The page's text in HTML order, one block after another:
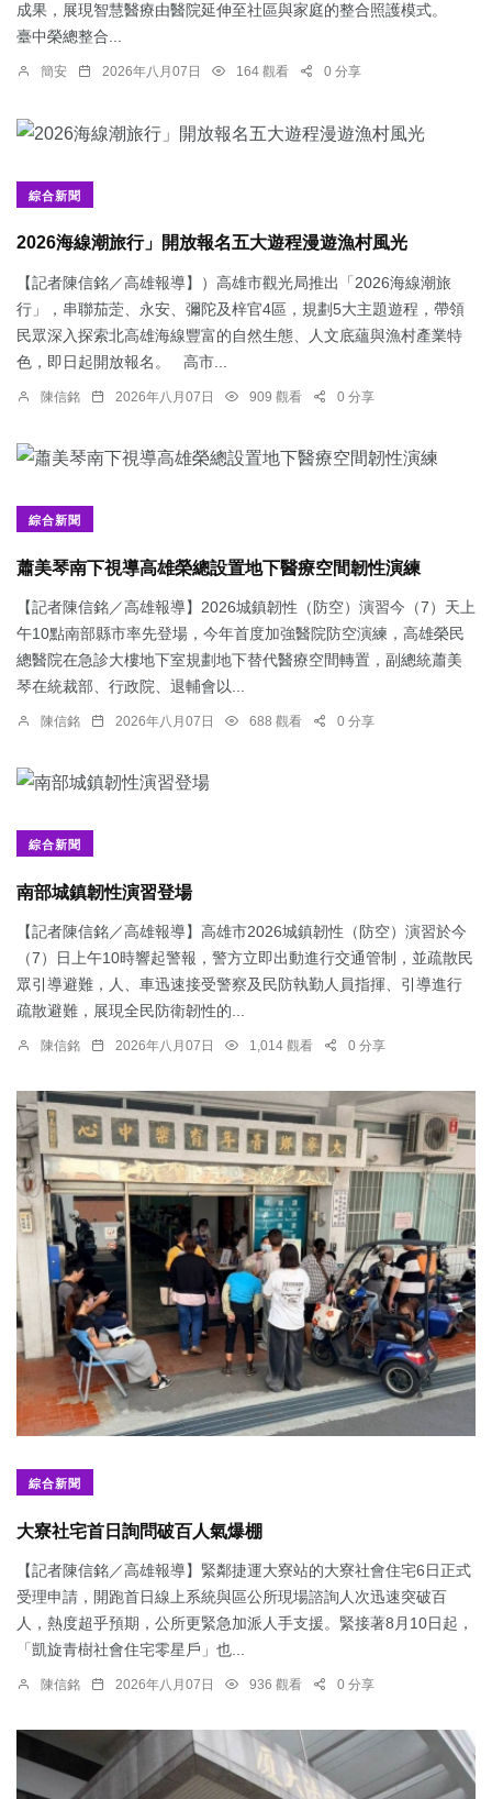
成果，展現智慧醫療由醫院延伸至社區與家庭的整合照護模式。
臺中榮總整合...
簡安 2026年八月07日 164 觀看 0 分享
綜合新聞
2026海線潮旅行」開放報名五大遊程漫遊漁村風光
【記者陳信銘／高雄報導】）高雄市觀光局推出「2026海線潮旅
行」，串聯茄萣、永安、彌陀及梓官4區，規劃5大主題遊程，帶領
民眾深入探索北高雄海線豐富的自然生態、人文底蘊與漁村產業特
色，即日起開放報名。 高市...
陳信銘 2026年八月07日 909 觀看 0 分享
綜合新聞
蕭美琴南下視導高雄榮總設置地下醫療空間韌性演練
【記者陳信銘／高雄報導】2026城鎮韌性（防空）演習今（7）天上
午10點南部縣市率先登場，今年首度加強醫院防空演練，高雄榮民
總醫院在急診大樓地下室規劃地下替代醫療空間轉置，副總統蕭美
琴在統裁部、行政院、退輔會以...
陳信銘 2026年八月07日 688 觀看 0 分享
綜合新聞
南部城鎮韌性演習登場
【記者陳信銘／高雄報導】高雄市2026城鎮韌性（防空）演習於今
（7）日上午10時響起警報，警方立即出動進行交通管制，並疏散民
眾引導避難，人、車迅速接受警察及民防執勤人員指揮、引導進行
疏散避難，展現全民防衛韌性的...
陳信銘 2026年八月07日 1,014 觀看 0 分享
綜合新聞
大寮社宅首日詢問破百人氣爆棚
【記者陳信銘／高雄報導】緊鄰捷運大寮站的大寮社會住宅6日正式
受理申請，開跑首日線上系統與區公所現場諮詢人次迅速突破百
人，熱度超乎預期，公所更緊急加派人手支援。緊接著8月10日起，
「凱旋青樹社會住宅零星戶」也...
陳信銘 2026年八月07日 936 觀看 0 分享